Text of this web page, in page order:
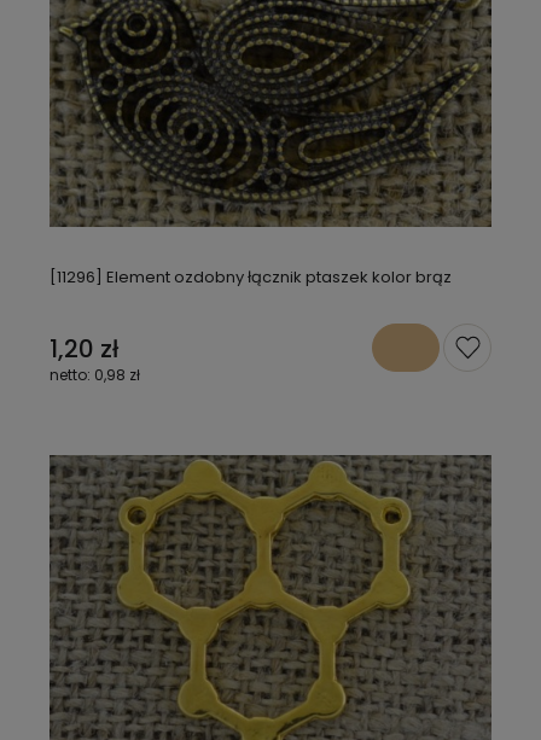
[11296] Element ozdobny łącznik ptaszek kolor brąz
1,20 zł
0,98 zł